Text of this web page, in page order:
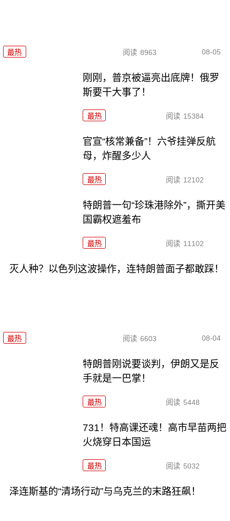
最热 阅读 8963 08-05
刚刚，普京被逼亮出底牌！俄罗
斯要干大事了！
最热 阅读 15384
官宣“核常兼备”！六爷挂弹反航
母，炸醒多少人
最热 阅读 12102
特朗普一句“珍珠港除外”，撕开美
国霸权遮羞布
最热 阅读 11102
灭人种？以色列这波操作，连特朗普面子都敢踩！
最热 阅读 6603 08-04
特朗普刚说要谈判，伊朗又是反
手就是一巴掌！
最热 阅读 5448
731！特高课还魂！高市早苗两把
火烧穿日本国运
最热 阅读 5032
泽连斯基的“清场行动”与乌克兰的末路狂飙！